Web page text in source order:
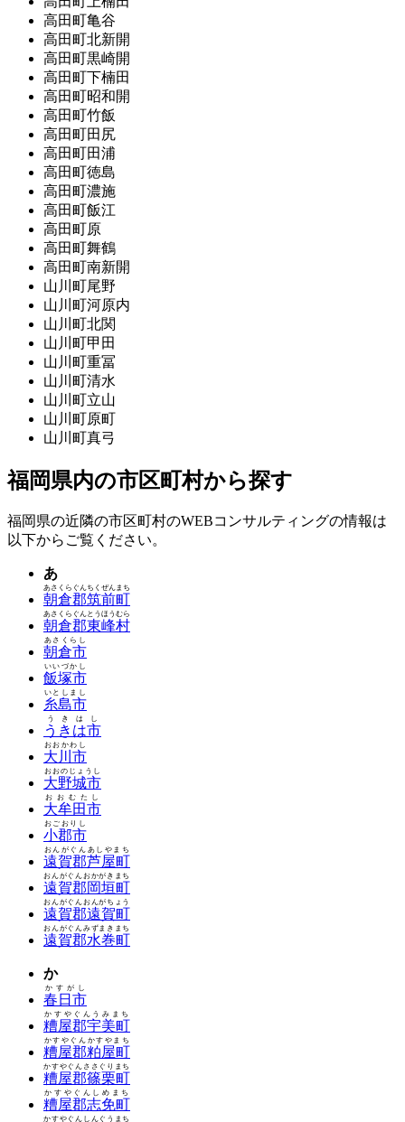
高田町亀谷
高田町北新開
高田町黒崎開
高田町下楠田
高田町昭和開
高田町竹飯
高田町田尻
高田町田浦
高田町徳島
高田町濃施
高田町飯江
高田町原
高田町舞鶴
高田町南新開
山川町尾野
山川町河原内
山川町北関
山川町甲田
山川町重冨
山川町清水
山川町立山
山川町原町
山川町真弓
福岡県内の市区町村から探す
福岡県の近隣の市区町村のWEBコンサルティングの情報は
以下からご覧ください。
あ
朝倉郡筑前町
あさくらぐんちくぜんまち
朝倉郡東峰村
あさくらぐんとうほうむら
朝倉市
あさくらし
飯塚市
いいづかし
糸島市
いとしまし
うきは市
うきはし
大川市
おおかわし
大野城市
おおのじょうし
大牟田市
おおむたし
小郡市
おごおりし
遠賀郡芦屋町
おんがぐんあしやまち
遠賀郡岡垣町
おんがぐんおかがきまち
遠賀郡遠賀町
おんがぐんおんがちょう
遠賀郡水巻町
おんがぐんみずまきまち
か
春日市
かすがし
糟屋郡宇美町
かすやぐんうみまち
糟屋郡粕屋町
かすやぐんかすやまち
糟屋郡篠栗町
かすやぐんささぐりまち
糟屋郡志免町
かすやぐんしめまち
かすやぐんしんぐうまち